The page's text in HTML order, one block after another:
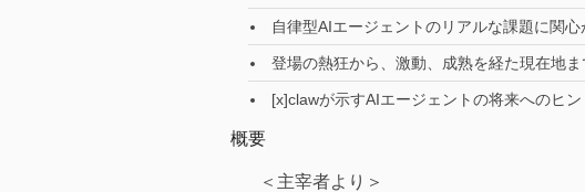
自律型AIエージェントのリアルな課題に関心
登場の熱狂から、激動、成熟を経た現在地
[x]clawが示すAIエージェントの将来へのヒ
概要
＜主宰者より＞